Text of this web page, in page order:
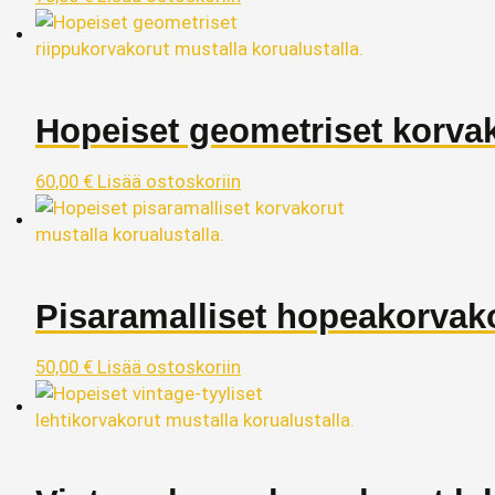
Hopeiset geometriset
60,00 € Lisää ostoskoriin
Pisaramalliset
50,00 € Lisää ostoskoriin